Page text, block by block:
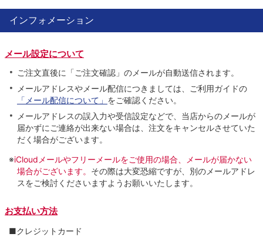
インフォメーション
メール設定について
ご注文直後に「ご注文確認」のメールが自動送信されます。
メールアドレスやメール配信につきましては、ご利用ガイドの
「メール配信について」 をご確認ください。
メールアドレスの誤入力や受信設定などで、当店からのメールが
届かずにご連絡が出来ない場合は、注文をキャンセルさせていた
だく場合がございます。
※iCloudメールやフリーメールをご使用の場合、メールが届かない
場合がございます。 その際は大変恐縮ですが、別のメールアドレ
スをご検討くださいますようお願いいたします。
お支払い方法
■クレジットカード